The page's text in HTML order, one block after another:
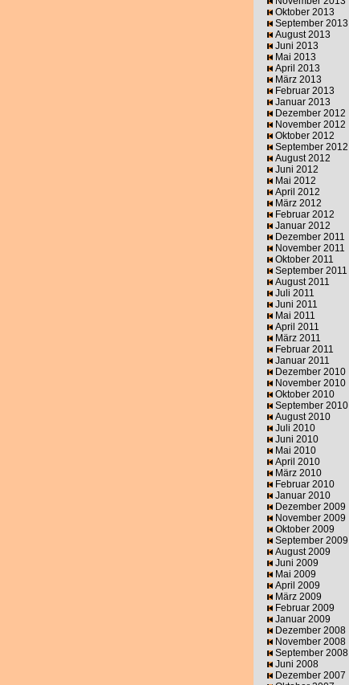
Oktober 2013
September 2013
August 2013
Juni 2013
Mai 2013
April 2013
März 2013
Februar 2013
Januar 2013
Dezember 2012
November 2012
Oktober 2012
September 2012
August 2012
Juni 2012
Mai 2012
April 2012
März 2012
Februar 2012
Januar 2012
Dezember 2011
November 2011
Oktober 2011
September 2011
August 2011
Juli 2011
Juni 2011
Mai 2011
April 2011
März 2011
Februar 2011
Januar 2011
Dezember 2010
November 2010
Oktober 2010
September 2010
August 2010
Juli 2010
Juni 2010
Mai 2010
April 2010
März 2010
Februar 2010
Januar 2010
Dezember 2009
November 2009
Oktober 2009
September 2009
August 2009
Juni 2009
Mai 2009
April 2009
März 2009
Februar 2009
Januar 2009
Dezember 2008
November 2008
September 2008
Juni 2008
Dezember 2007